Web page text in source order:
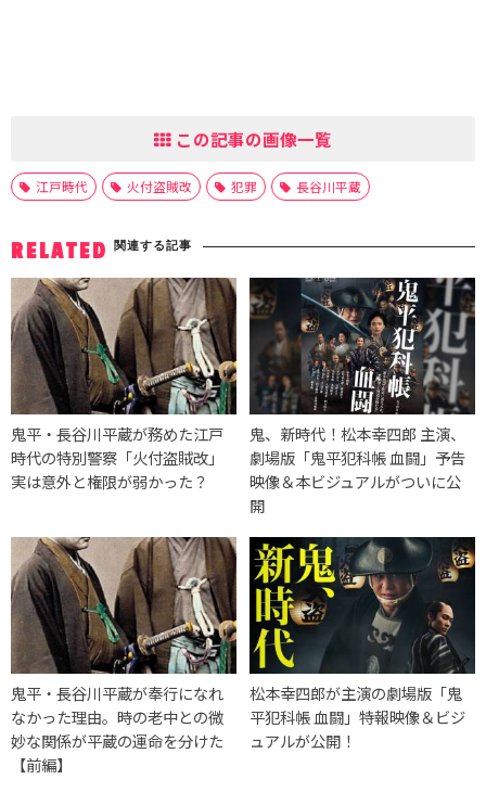
この記事の画像一覧
江戸時代 火付盗賊改 犯罪 長谷川平蔵
RELATED 関連する記事
鬼平・長谷川平蔵が務めた江戸
時代の特別警察「火付盗賊改」
実は意外と権限が弱かった？
鬼、新時代！松本幸四郎 主演、
劇場版「鬼平犯科帳 血闘」予告
映像＆本ビジュアルがついに公
開
鬼平・長谷川平蔵が奉行になれ
なかった理由。時の老中との微
妙な関係が平蔵の運命を分けた
【前編】
松本幸四郎が主演の劇場版「鬼
平犯科帳 血闘」特報映像＆ビジ
ュアルが公開！